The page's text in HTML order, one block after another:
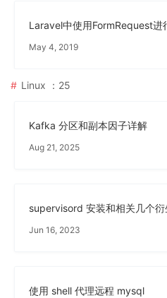
May 4, 2019
Linux ：25
Kafka 分区和副本因子详解
Aug 21, 2025
supervisord 安装和相关几个衍
Jun 16, 2023
使用 shell 代理远程 mysql